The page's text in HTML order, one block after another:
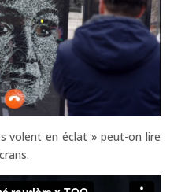
volent en éclat » peut-on lire